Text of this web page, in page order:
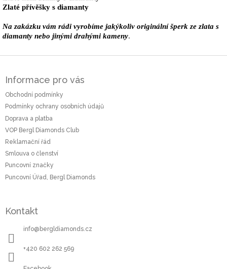
Zlaté přívěšky s diamanty
Na zakázku vám rádi vyrobíme jakýkoliv originální šperk ze zlata s
diamanty nebo jinými drahými kameny.
Informace pro vás
Obchodní podmínky
Podmínky ochrany osobních údajů
Doprava a platba
VOP Bergl Diamonds Club
Reklamační řád
Smlouva o členství
Puncovní značky
Puncovní Úřad, Bergl Diamonds
Kontakt
info@ bergldiamonds.cz
+420 602 262 569